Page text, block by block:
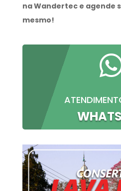
na Wandertec e agende
mesmo!